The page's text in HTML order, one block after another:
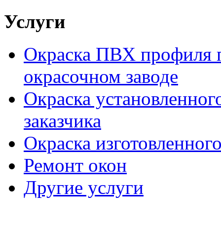
Услуги
Окраска ПВХ профиля
окрасочном заводе
Окраска
заказчика
Окраска
Ремонт окон
Другие услуги